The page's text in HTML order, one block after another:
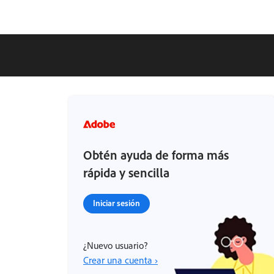
Obtén ayuda de forma más
rápida y sencilla
Iniciar sesión
¿Nuevo usuario?
Crear una cuenta ›